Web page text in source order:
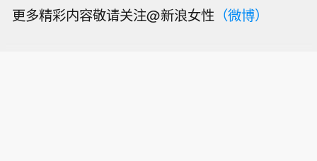
更多精彩内容敬请关注@新浪女性 （微博）